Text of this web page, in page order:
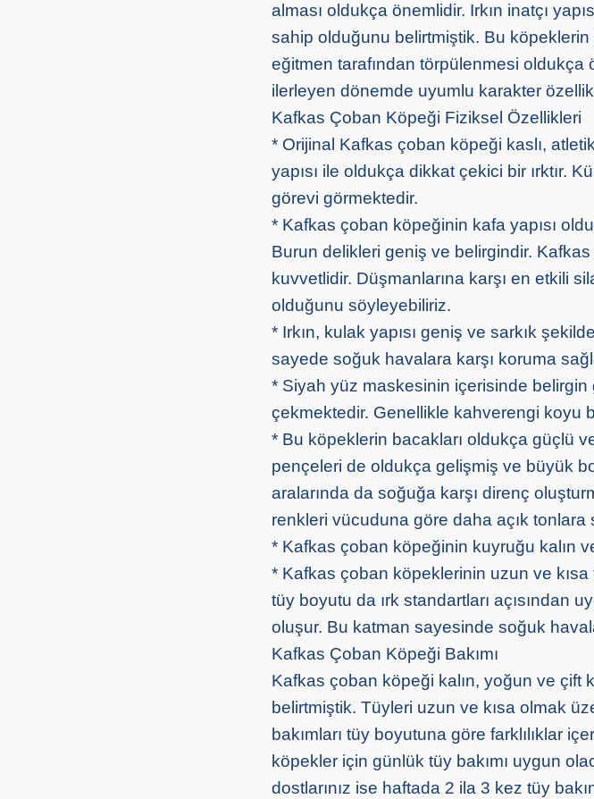
alması oldukça önemlidir. Irkın inatçı
sahip olduğunu belirtmiştik. Bu
eğitmen tarafından törpülenmesi oldukça
ilerleyen dönemde uyumlu karakter
Kafkas Çoban Köpeği Fiziksel Özellikleri
* Orijinal Kafkas çoban köpeği kaslı,
yapısı ile oldukça dikkat çekici bir ırktır.
görevi görmektedir.
* Kafkas çoban köpeğinin kafa yapısı
Burun delikleri geniş ve belirgindir.
kuvvetlidir. Düşmanlarına karşı en etkili
olduğunu söyleyebiliriz.
* Irkın, kulak yapısı geniş ve sarkık
sayede soğuk havalara karşı koruma
* Siyah yüz maskesinin içerisinde belirgin
çekmektedir. Genellikle kahverengi koyu
* Bu köpeklerin bacakları oldukça güçlü
pençeleri de oldukça gelişmiş ve büyük
aralarında da soğuğa karşı direnç
renkleri vücuduna göre daha açık tonlara
* Kafkas çoban köpeğinin kuyruğu kalın
* Kafkas çoban köpeklerinin uzun ve kısa
tüy boyutu da ırk standartları açısından
oluşur. Bu katman sayesinde soğuk
Kafkas Çoban Köpeği Bakımı
Kafkas çoban köpeği kalın, yoğun ve çift
belirtmiştik. Tüyleri uzun ve kısa olmak
bakımları tüy boyutuna göre farklılıklar
köpekler için günlük tüy bakımı uygun
dostlarınız ise haftada 2 ila 3 kez tüy